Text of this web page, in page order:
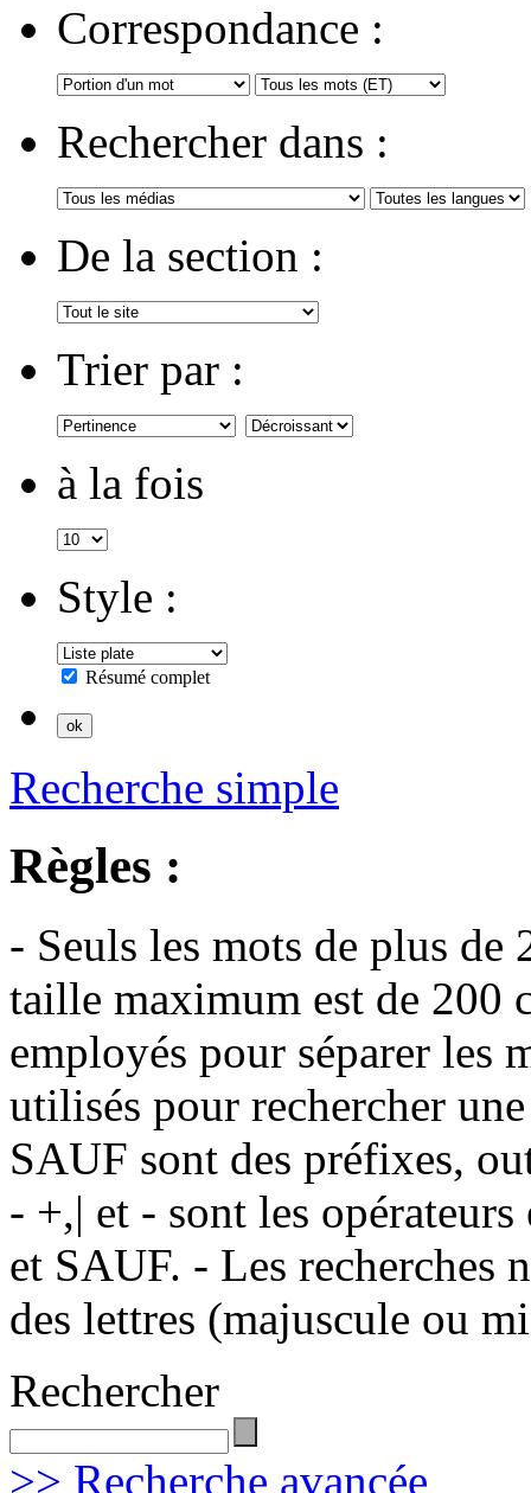
Correspondance :
Rechercher dans :
De la section :
Trier par :
à la fois
Style :
Résumé complet
Recherche simple
Règles :
- Seuls les mots de plus de
taille maximum est de 200
employés pour séparer les
utilisés pour rechercher
SAUF sont des préfixes,
- +,| et - sont les
et SAUF. - Les recherches
des lettres (majuscule ou
Rechercher
>> Recherche avancée